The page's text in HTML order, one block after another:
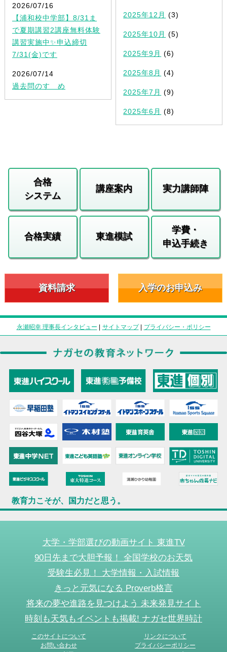
2026/07/16
【浦和校中学部】8/31ま
で夏期講習2講座無料体験
講習実施中✨申込締切
7/31(金)です
2026/07/14
過去問のすゝめ
2025年12月 (3)
2025年10月 (5)
2025年9月 (6)
2025年8月 (4)
2025年7月 (9)
2025年6月 (8)
合格
システム
講座案内 実力講師陣
合格実績 東進模試
学費・
申込手続き
資料請求 入学のお申込み
永瀬昭幸 理事長インタビュー | サイトマップ| プライバシー・ポリシー
教育力こそが、国力だと思う。
大学・学部選びの動画サイト 東進TV
90日先まで大胆予報！ 全国学校のお天気
受験生必見！ 大学情報・入試情報
きっと元気になる Proverb格言
将来の夢や進路を見つけよう 未来発見サイト
時刻も天気もイベントも掲載! ナガセ世界時計
このサイトについて
リンクについて
お問い合わせ
プライバシーポリシー